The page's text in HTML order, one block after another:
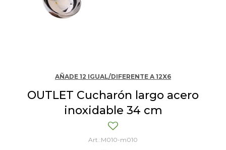
AÑADE 12 IGUAL/DIFERENTE A 12X6
OUTLET Cucharón largo acero
inoxidable 34 cm
M010-m010